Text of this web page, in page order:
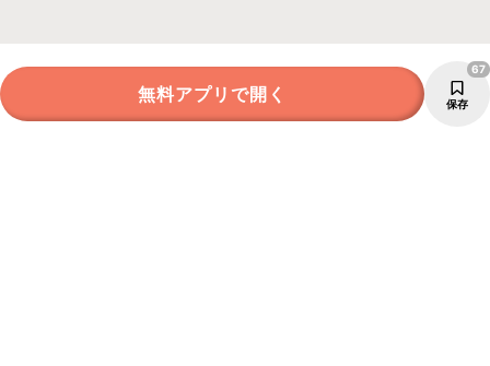
無料アプリで開く 保存
67